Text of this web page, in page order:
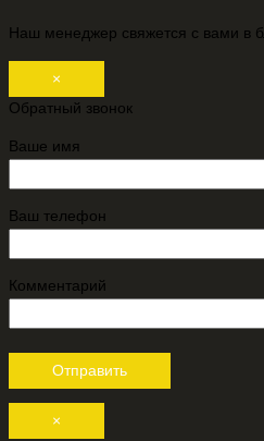
Наш менеджер свяжется с вами в
×
Обратный звонок
Ваше имя
Ваш телефон
Комментарий
×